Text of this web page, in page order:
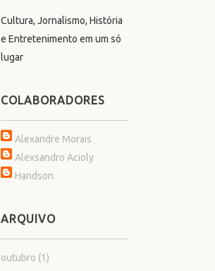
Cultura, Jornalismo, História
e Entretenimento em um só
lugar
COLABORADORES
Alexandre Morais
Alexsandro Acioly
Handson
ARQUIVO
outubro (1)